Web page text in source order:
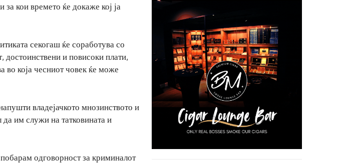
кои времето ќе докаже кој ја
секогаш ќе соработува со
достоинствени и повисоки плати,
во која чесниот човек ќе може
владејачкото мнозинството и
да им служи на татковината и
одговорност за криминалот